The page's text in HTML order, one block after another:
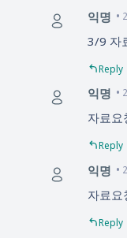
익명
3/9 자
Reply
익명
자료
Reply
익명
자료
Reply